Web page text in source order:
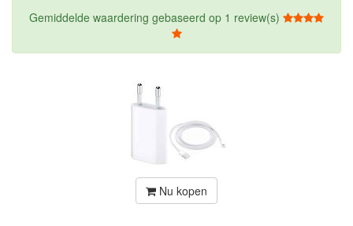
Gemiddelde waardering gebaseerd op 1 review(s)
Nu kopen